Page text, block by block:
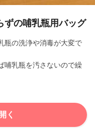
の哺乳瓶用バッグ
瓶の洗浄や消毒が大変で
哺乳瓶を汚さないので繰
く